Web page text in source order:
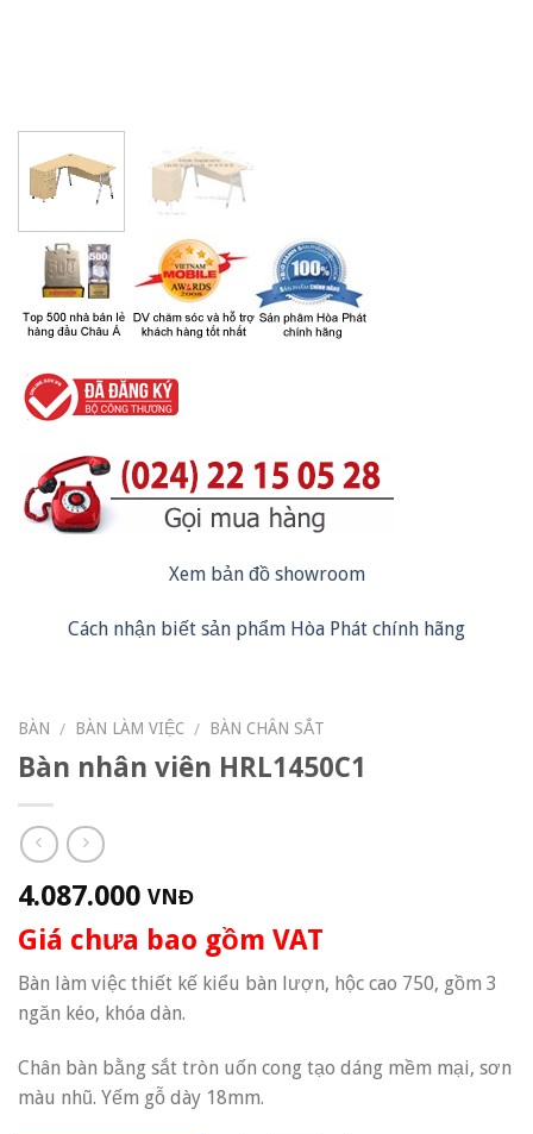
Xem bản đồ showroom
Cách nhận biết sản phẩm Hòa Phát chính hãng
BÀN / BÀN LÀM VIỆC / BÀN CHÂN SẮT
Bàn nhân viên HRL1450C1
4.087.000 VNĐ
Giá chưa bao gồm VAT
Bàn làm việc thiết kế kiểu bàn lượn, hộc cao 750, gồm 3
ngăn kéo, khóa dàn.
Chân bàn bằng sắt tròn uốn cong tạo dáng mềm mại, sơn
màu nhũ. Yếm gỗ dày 18mm.